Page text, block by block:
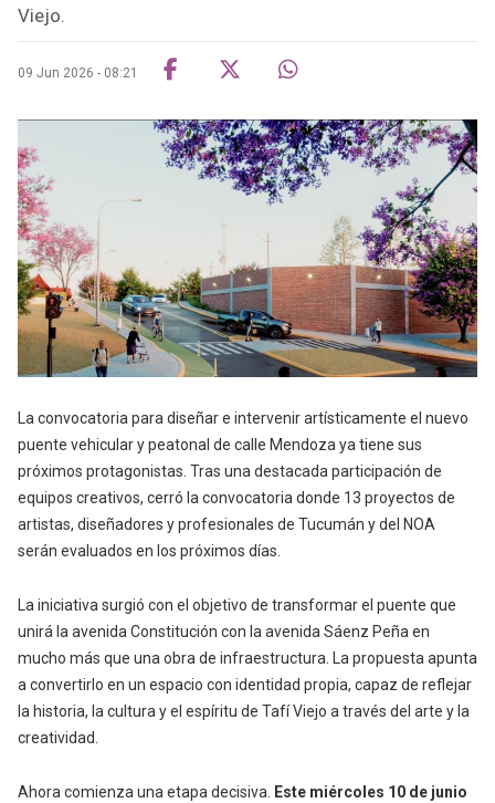
Viejo.
09 Jun 2026 - 08:21
La convocatoria para diseñar e intervenir artísticamente el nuevo
puente vehicular y peatonal de calle Mendoza ya tiene sus
próximos protagonistas. Tras una destacada participación de
equipos creativos, cerró la convocatoria donde 13 proyectos de
artistas, diseñadores y profesionales de Tucumán y del NOA
serán evaluados en los próximos días.
La iniciativa surgió con el objetivo de transformar el puente que
unirá la avenida Constitución con la avenida Sáenz Peña en
mucho más que una obra de infraestructura. La propuesta apunta
a convertirlo en un espacio con identidad propia, capaz de reflejar
la historia, la cultura y el espíritu de Tafí Viejo a través del arte y la
creatividad.
Ahora comienza una etapa decisiva. Este miércoles 10 de junio